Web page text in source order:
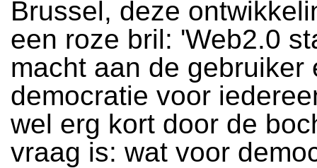
Brussel, deze
een roze bril: 'Web2.0
macht aan de gebruiker
democratie voor
wel erg kort door de
vraag is: wat voor